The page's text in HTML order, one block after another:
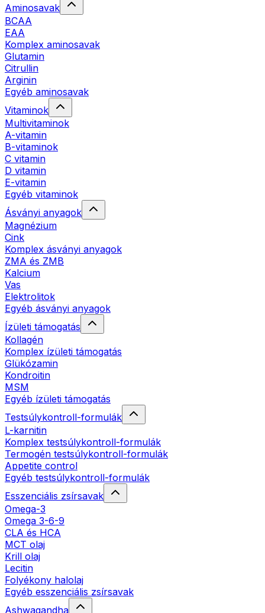
Aminosavak
BCAA
EAA
Komplex aminosavak
Glutamin
Citrullin
Arginin
Egyéb aminosavak
Vitaminok
Multivitaminok
A-vitamin
B-vitaminok
C vitamin
D vitamin
E-vitamin
Egyéb vitaminok
Ásványi anyagok
Magnézium
Cink
Komplex ásványi anyagok
ZMA és ZMB
Kalcium
Vas
Elektrolitok
Egyéb ásványi anyagok
Ízületi támogatás
Kollagén
Komplex ízületi támogatás
Glükózamin
Kondroitin
MSM
Egyéb ízületi támogatás
Testsúlykontroll-formulák
L-karnitin
Komplex testsúlykontroll-formulák
Termogén testsúlykontroll-formulák
Appetite control
Egyéb testsúlykontroll-formulák
Esszenciális zsírsavak
Omega-3
Omega 3-6-9
CLA és HCA
MCT olaj
Krill olaj
Lecitin
Folyékony halolaj
Egyéb esszenciális zsírsavak
Ashwagandha